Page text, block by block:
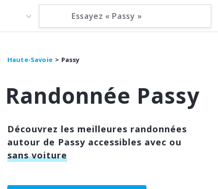
Haute-Savoie Passy
Randonnée Passy
Découvrez les meilleures randonnées
autour de Passy accessibles avec ou
sans voiture